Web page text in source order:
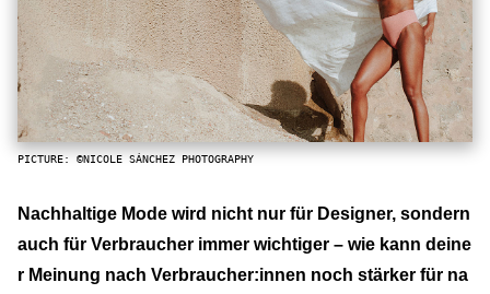
PICTURE: ©NICOLE SÁNCHEZ PHOTOGRAPHY
Nachhaltige Mode wird nicht nur für Designer, sondern
auch für Verbraucher immer wichtiger – wie kann deine
r Meinung nach Verbraucher:innen noch stärker für na